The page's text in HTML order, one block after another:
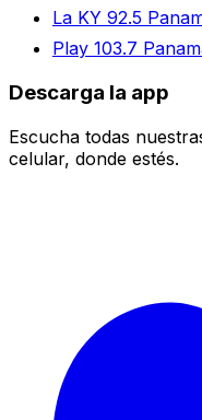
La KY 92.5
Play 103.7
Descarga la app
Escucha todas
celular, donde estés.